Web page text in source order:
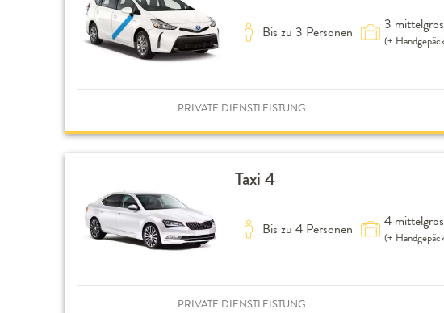
Bis zu 3 Personen 3
(+
PRIVATE DIENSTLEISTUNG
Taxi 4
Bis zu 4 Personen 4
(+
PRIVATE DIENSTLEISTUNG